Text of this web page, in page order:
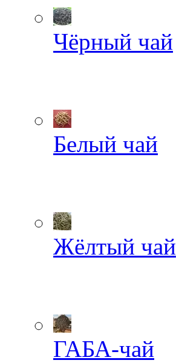
Чёрный чай
Белый чай
Жёлтый чай
ГАБА-чай